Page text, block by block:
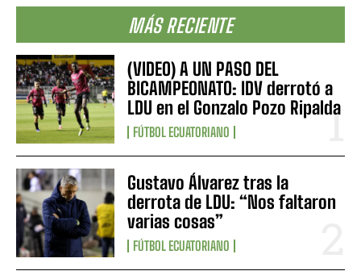
MÁS RECIENTE
(VIDEO) A UN PASO DEL
BICAMPEONATO: IDV derrotó a
LDU en el Gonzalo Pozo Ripalda
FÚTBOL ECUATORIANO
Gustavo Álvarez tras la
derrota de LDU: “Nos faltaron
varias cosas”
FÚTBOL ECUATORIANO